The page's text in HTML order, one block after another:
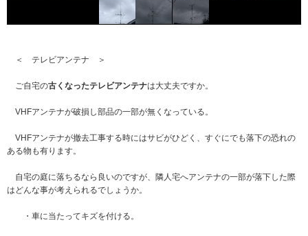
＜ テレビアンテナ ＞
ご自宅の古くなったテレビアンテナは大丈夫ですか。
VHFアンテナが破損し部品の一部が無くなっている。
VHFアンテナが撤去工事する時にはサビがひどく、すぐにでも落下の恐れの
ある物も有ります。
自宅の庭に落ちるなら良いのですが、隣人宅へアンテナの一部が落下した際
はどんな事が考えられるでしょうか。
・車に当たってキズを付ける。